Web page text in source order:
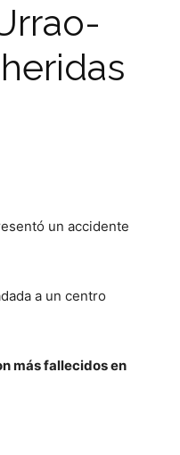
un accidente
a un centro
más fallecidos en